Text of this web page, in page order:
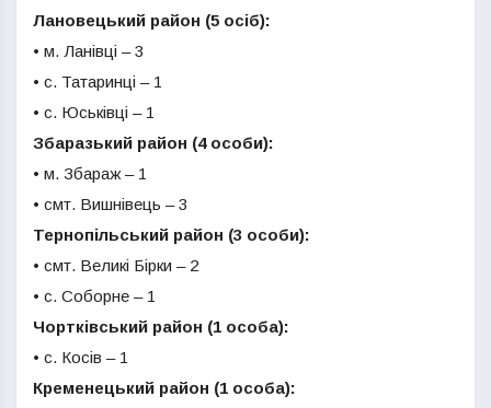
Лановецький район (5 осіб):
• м. Ланівці – 3
• с. Татаринці – 1
• с. Юськівці – 1
Збаразький район (4 особи):
• м. Збараж – 1
• смт. Вишнівець – 3
Тернопільський район (3 особи):
• смт. Великі Бірки – 2
• с. Соборне – 1
Чортківський район (1 особа):
• с. Косів – 1
Кременецький район (1 особа):